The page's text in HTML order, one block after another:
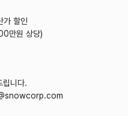
가 할인
만원 상당)
립니다.